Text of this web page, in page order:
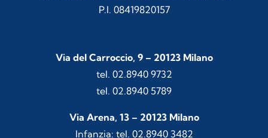
P.I. 08419820157
Via del Carroccio, 9 – 20123 Milano
tel. 02.8940 9732
tel. 02.8940 5789
Via Arena, 13 – 20123 Milano
Infanzia: tel. 02.8940 3482